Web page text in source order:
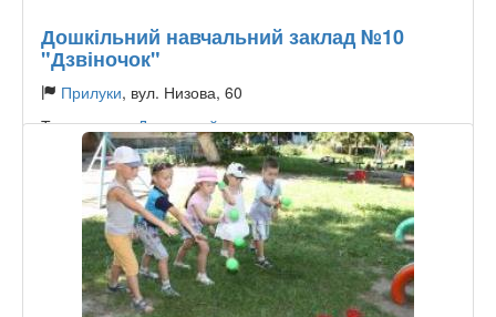
Дошкільний навчальний заклад №10
"Дзвіночок"
Прилуки, вул. Низова, 60
Тип садочку:Державний